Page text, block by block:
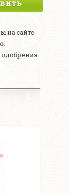
на сайте
одобрения